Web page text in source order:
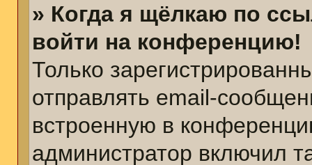
» Когда я щёлкаю по
войти на конференцию!
Только
отправлять email-
встроенную в
администратор включил